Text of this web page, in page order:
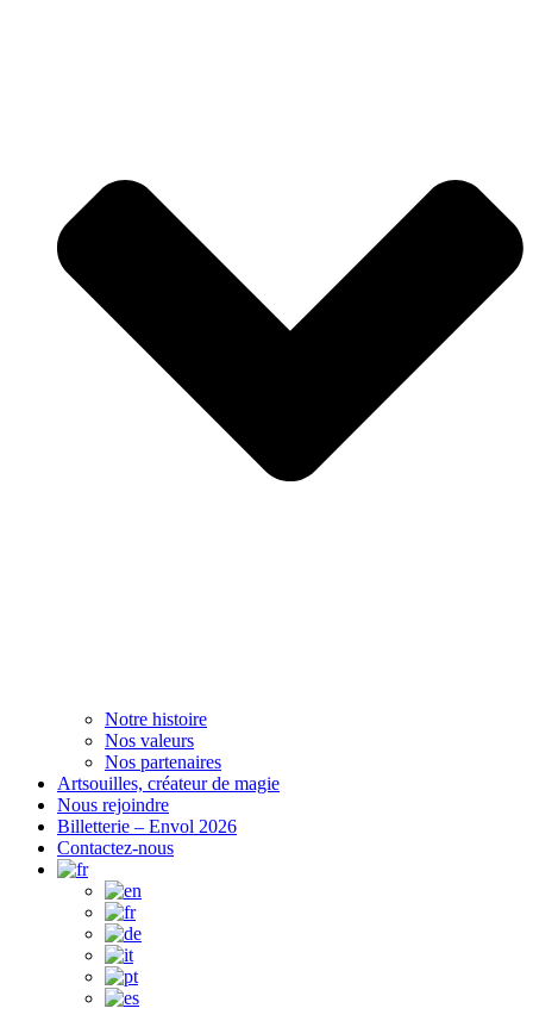
Notre histoire
Nos valeurs
Nos partenaires
Artsouilles, créateur de magie
Nous rejoindre
Billetterie – Envol 2026
Contactez-nous